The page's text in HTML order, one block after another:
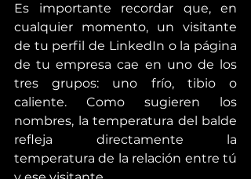
Es importante recordar que, en
cualquier momento, un visitante
de tu perfil de LinkedIn o la página
de tu empresa cae en uno de los
tres grupos: uno frío, tibio o
caliente. Como sugieren los
nombres, la temperatura del balde
refleja directamente la
temperatura de la relación entre tú